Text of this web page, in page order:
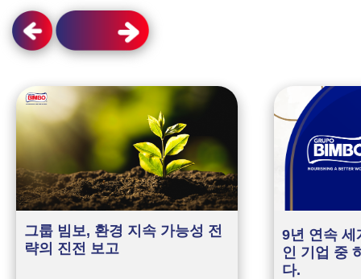
그룹 빔보, 환경 지속 가능성 전
략의 진전 보고
9년 연속 세
인 기업 중
다.